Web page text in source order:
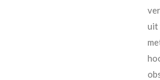
uit